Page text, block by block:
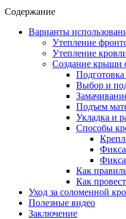
Содержание
Варианты
Утепление
Утепление
Создание крыши
Подготовка
Выбор и
Подъем
Укладка и
Способы
Как
Как
Уход за соломенной
Полезные видео
Заключение